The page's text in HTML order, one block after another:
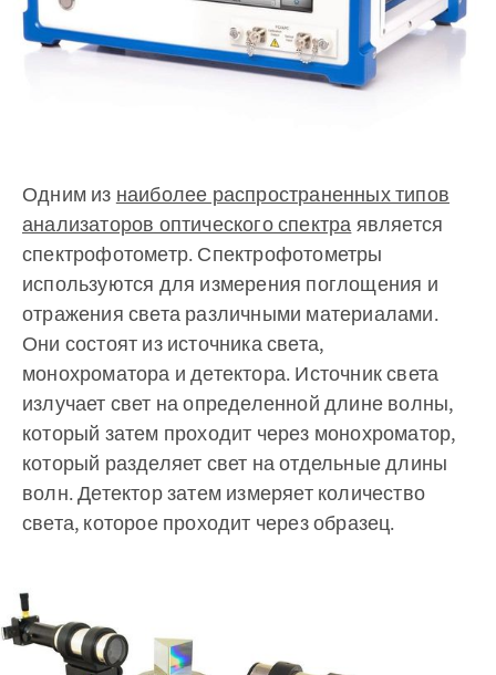
Одним из наиболее распространенных типов
анализаторов оптического спектра является
спектрофотометр. Спектрофотометры
используются для измерения поглощения и
отражения света различными материалами.
Они состоят из источника света,
монохроматора и детектора. Источник света
излучает свет на определенной длине волны,
который затем проходит через монохроматор,
который разделяет свет на отдельные длины
волн. Детектор затем измеряет количество
света, которое проходит через образец.